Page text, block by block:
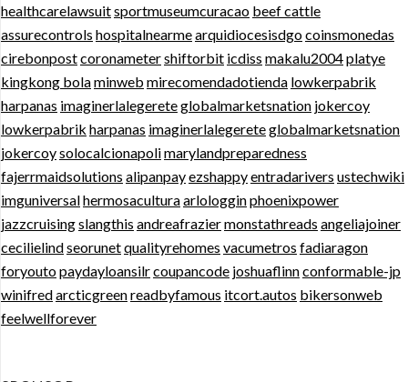
healthcarelawsuitsportmuseumcuracao beef cattle
assurecontrols hospitalnearmearquidiocesisdgocoinsmonedas
cirebonpostcoronametershiftorbit icdiss makalu2004platye
kingkong bolaminweb mirecomendadotienda lowkerpabrik
harpanas imaginerlalegereteglobalmarketsnation jokercoy
lowkerpabrik harpanas imaginerlalegereteglobalmarketsnation
jokercoysolocalcionapolimarylandpreparedness
fajerrmaidsolutions alipanpayezshappyentradarivers ustechwiki
imguniversalhermosaculturaarlologginphoenixpower
jazzcruisingslangthis andreafraziermonstathreads angeliajoiner
cecilielindseorunetqualityrehomes vacumetros fadiaragon
foryoutopaydayloansilrcoupancode joshuaflinnconformable-jp
winifredarcticgreenreadbyfamous itcort.autos bikersonweb
feelwellforever